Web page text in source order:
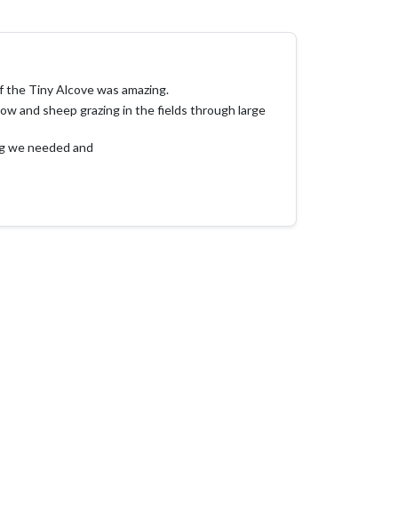
Tiny Alcove was amazing.
and sheep grazing in the fields through large
we needed and